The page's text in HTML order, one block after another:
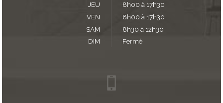
JEU
8h00 à 17h30
VEN
8h00 à 17h30
SAM
8h30 à 12h30
DIM
Fermé